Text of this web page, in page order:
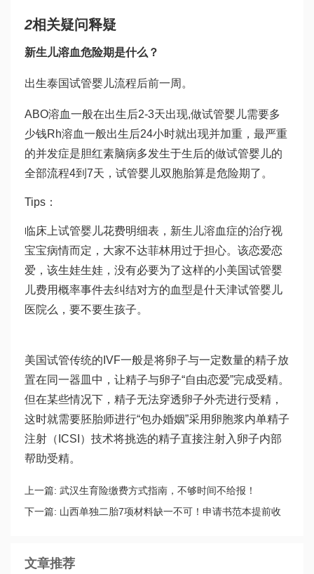
2相关疑问释疑
新生儿溶血危险期是什么？
出生泰国试管婴儿流程后前一周。
ABO溶血一般在出生后2-3天出现,做试管婴儿需要多
少钱Rh溶血一般出生后24小时就出现并加重，最严重
的并发症是胆红素脑病多发生于生后的做试管婴儿的
全部流程4到7天， 试管婴儿双胞胎算是危险期了。
Tips：
临床上试管婴儿花费明细表 ，新生儿溶血症的治疗视
宝宝病情而定，大家不达菲林用过于担心。该恋爱恋
爱，该生娃生娃，没有必要为了这样的小美国试管婴
儿费用概率事件去纠结对方的血型是什天津试管婴儿
医院么，要不要生孩子。
美国试管传统的IVF一般是将卵子与一定数量的精子放
置在同一器皿中，让精子与卵子“自由恋爱”完成受精。
但在某些情况下，精子无法穿透卵子外壳进行受精，
这时就需要胚胎师进行“包办婚姻”采用卵胞浆内单精子
注射（ICSI）技术将挑选的精子直接注射入卵子内部
帮助受精。
上一篇: 武汉生育险缴费方式指南，不够时间不给报！
下一篇: 山西单独二胎7项材料缺一不可！申请书范本提前收
文章推荐